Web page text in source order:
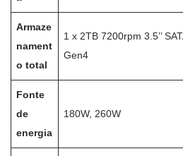
Armaze
nament
o total
1 x 2TB 7200rpm 3.5’’
Gen4
Fonte
de
energia
180W, 260W